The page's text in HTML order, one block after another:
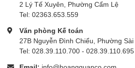
2 Lý Tế Xuyên, Phường Cẩm Lệ
Tel: 02363.653.559
Văn phòng Kế toán
27B Nguyễn Đình Chiểu, Phường Sài
Tel: 028.39.110.700 - 028.39.110.695